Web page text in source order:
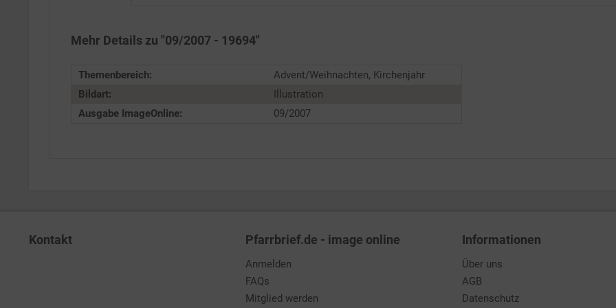
Mehr Details zu "09/2007 - 19694"
Themenbereich:
Advent/Weihnachten, Kirchenjahr
Bildart:
Illustration
Ausgabe ImageOnline:
09/2007
Kontakt Pfarrbrief.de - image online
Anmelden
FAQs
Mitglied werden
Informationen
Über uns
AGB
Datenschutz
Service